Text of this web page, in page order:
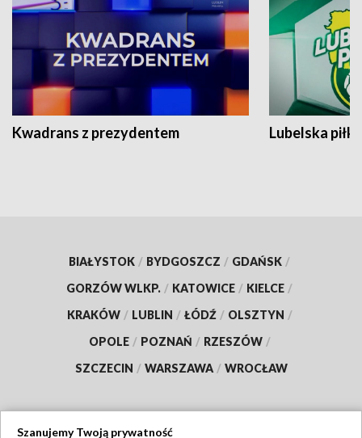
Kwadrans z prezydentem Lubelska piłka
BIAŁYSTOK / BYDGOSZCZ / GDAŃSK /
GORZÓW WLKP. / KATOWICE / KIELCE /
KRAKÓW / LUBLIN / ŁÓDŹ / OLSZTYN /
OPOLE / POZNAŃ / RZESZÓW /
SZCZECIN / WARSZAWA / WROCŁAW
Szanujemy Twoją prywatność